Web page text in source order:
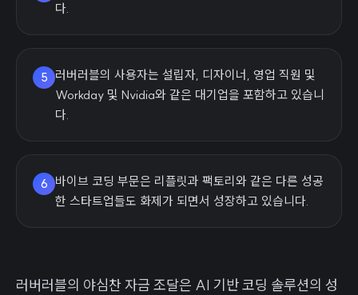
다.
5
러버러블의 사용자는 설립자, 디자이너, 영업 직원 및
Workday 및 Nvidia와 같은 대기업을 포함하고 있습니
다.
6
바이브 코딩 부문은 리플릿과 팩토리와 같은 다른 성공
한 스타트업들도 화제가 되면서 성장하고 있습니다.
러버러블의 야심찬 자금 조달은 AI 기반 코딩 솔루션의 성